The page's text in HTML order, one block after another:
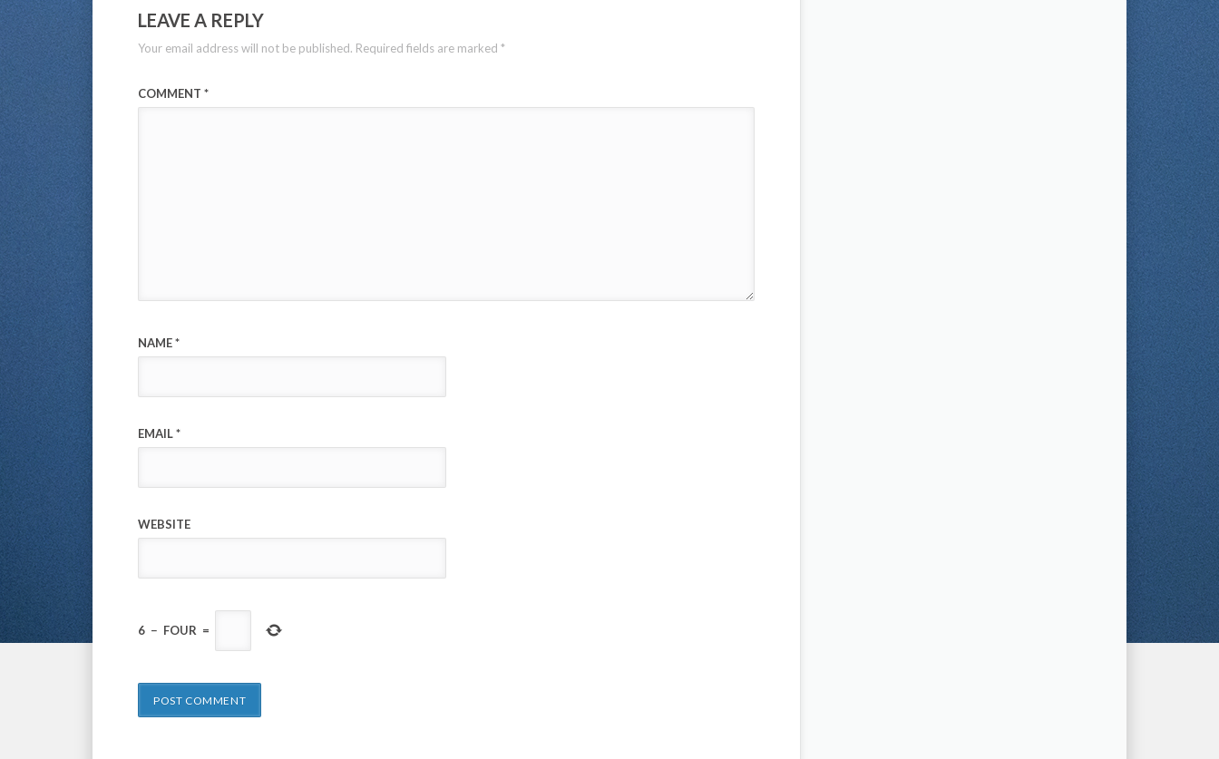
LEAVE A REPLY
Your email address will not be published. Required fields are marked *
COMMENT *
NAME*
EMAIL*
WEBSITE
6 − FOUR =